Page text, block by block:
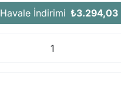
İndirimi ₺3.294,03